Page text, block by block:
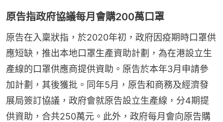
原告指政府協議每月會購200萬口罩
原告在入稟狀指，於2020年初，政府因疫期時口罩供
應短缺，推出本地口罩生產資助計劃，為在港設立生
產線的口罩供應商提供資助。原告於本年3月申請參
加計劃，其後獲批。同年5月，原告和商務及經濟發
展局簽訂協議，政府會就原告設立生產線，分4期提
供資助，合共250萬元。此外，政府每月會向原告購